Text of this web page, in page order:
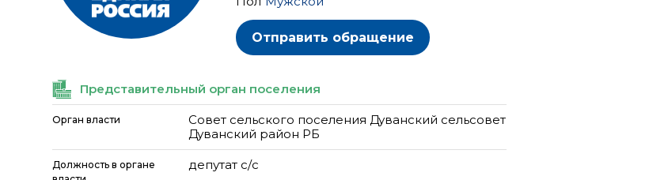
Отправить обращение
Представительный орган поселения
Орган власти
Совет сельского поселения Дуванский сельсовет
Дуванский район РБ
Должность в органе
депутат с/с